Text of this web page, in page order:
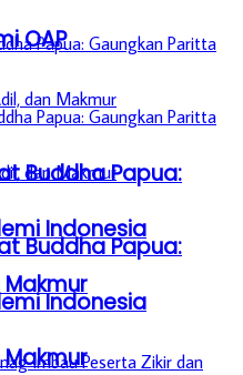
Buddha Papua:
Indonesia
OAP
Buddha Papua:
Indonesia